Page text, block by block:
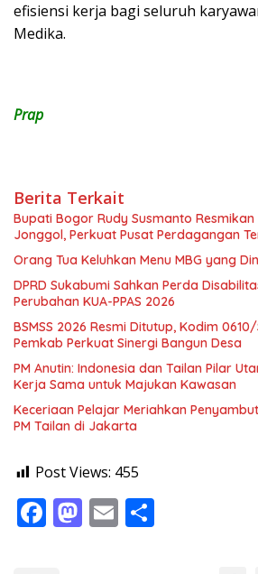
efisiensi kerja bagi seluruh
Medika.
Prap
Berita Terkait
Bupati Bogor Rudy Susmanto Resmikan
Jonggol, Perkuat Pusat Perdagangan
Orang Tua Keluhkan Menu MBG yang
DPRD Sukabumi Sahkan Perda
Perubahan KUA-PPAS 2026
BSMSS 2026 Resmi Ditutup, Kodim
Pemkab Perkuat Sinergi Bangun Desa
PM Anutin: Indonesia dan Tailan Pilar
Kerja Sama untuk Majukan Kawasan
Keceriaan Pelajar Meriahkan
PM Tailan di Jakarta
Post Views: 455
F M E